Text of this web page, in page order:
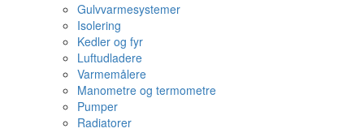
Gulvvarmesystemer
Isolering
Kedler og fyr
Luftudladere
Varmemålere
Manometre og termometre
Pumper
Radiatorer